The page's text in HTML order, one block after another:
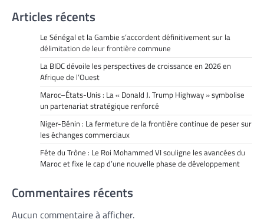
Articles récents
Le Sénégal et la Gambie s’accordent définitivement sur la
délimitation de leur frontière commune
La BIDC dévoile les perspectives de croissance en 2026 en
Afrique de l’Ouest
Maroc–États-Unis : La « Donald J. Trump Highway » symbolise
un partenariat stratégique renforcé
Niger-Bénin : La fermeture de la frontière continue de peser sur
les échanges commerciaux
Fête du Trône : Le Roi Mohammed VI souligne les avancées du
Maroc et fixe le cap d’une nouvelle phase de développement
Commentaires récents
Aucun commentaire à afficher.